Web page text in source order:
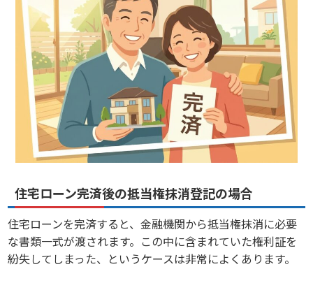
住宅ローン完済後の抵当権抹消登記の場合
住宅ローンを完済すると、金融機関から抵当権抹消に必要
な書類一式が渡されます。この中に含まれていた権利証を
紛失してしまった、というケースは非常によくあります。